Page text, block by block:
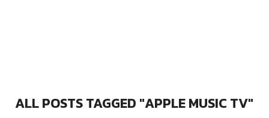
ALL POSTS TAGGED "APPLE MUSIC TV"